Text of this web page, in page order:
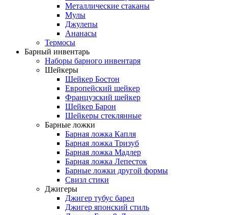
Металлические стаканы
Мулы
Джулепы
Ананасы
Термосы
Барный инвентарь
Наборы барного инвентаря
Шейкеры
Шейкер Бостон
Европейский шейкер
Французский шейкер
Шейкер Барон
Шейкеры стеклянные
Барные ложки
Барная ложка Капля
Барная ложка Тризуб
Барная ложка Мадлер
Барная ложка Лепесток
Барные ложки другой формы
Свизл стики
Джигеры
Джигер тубус барел
Джигер японский стиль